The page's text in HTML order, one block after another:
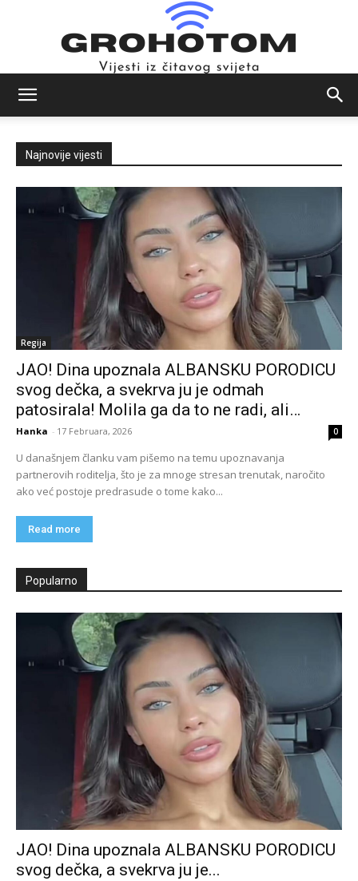
svijeta
Najnovije vijesti
Regija
JAO! Dina upoznala ALBANSKU PORODICU
svog dečka, a svekrva ju je odmah
patosirala! Molila ga da to ne radi, ali…
Hanka - 17 Februara, 2026 0
U današnjem članku vam pišemo na temu upoznavanja
partnerovih roditelja, što je za mnoge stresan trenutak, naročito
ako već postoje predrasude o tome kako...
Read more
Popularno
JAO! Dina upoznala ALBANSKU PORODICU
svog dečka, a svekrva ju je...